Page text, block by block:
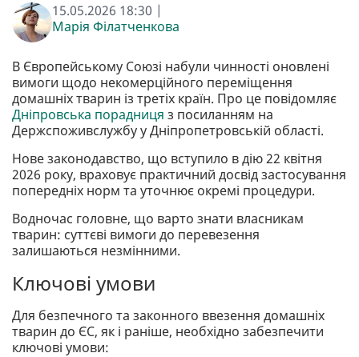
15.05.2026 18:30 |
Марія Філатченкова
В Європейському Союзі набули чинності оновлені
вимоги щодо некомерційного переміщення
домашніх тварин із третіх країн. Про це повідомляє
Дніпровська порадниця з посиланням на
Держспоживслужбу у Дніпропетровській області.
Нове законодавство, що вступило в дію 22 квітня
2026 року, враховує практичний досвід застосування
попередніх норм та уточнює окремі процедури.
Водночас головне, що варто знати власникам
тварин: суттєві вимоги до перевезення
залишаються незмінними.
Ключові умови
Для безпечного та законного ввезення домашніх
тварин до ЄС, як і раніше, необхідно забезпечити
ключові умови: